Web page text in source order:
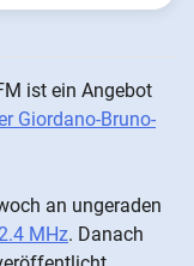
ist ein An­ge­bot
Gi­ordano-Bruno-
an un­ge­ra­den
MHz. Da­nach